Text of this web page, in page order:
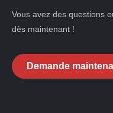
Vous avez des questions
dès maintenant !
Demande